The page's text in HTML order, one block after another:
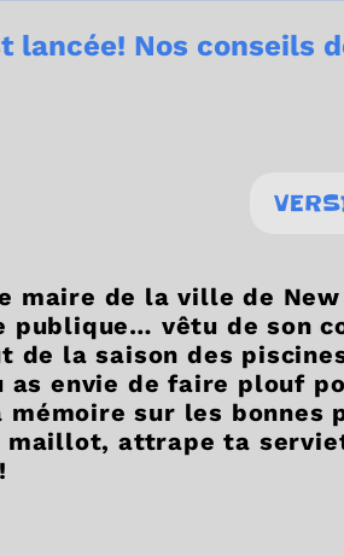
lancée! Nos conseils
maire de la ville de
publique… vêtu de son
de la saison des
as envie de faire plouf
sur les bonnes
maillot, attrape ta